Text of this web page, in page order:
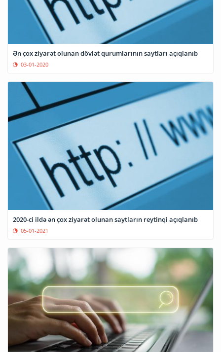
Ən çox ziyarət olunan dövlət qurumlarının saytları açıqlanıb
03-01-2020
2020-ci ildə ən çox ziyarət olunan saytların reytinqi açıqlanıb
05-01-2021